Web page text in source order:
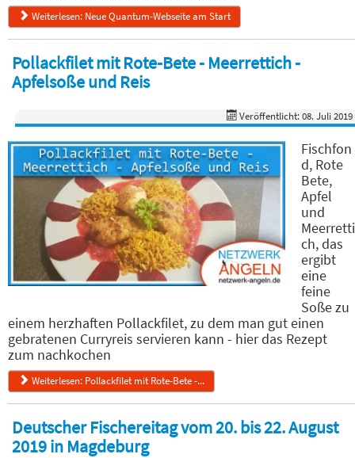
Weiterlesen: Neue Quantum-Webseite am Start
Pollackfilet mit Rote-Bete - Meerrettich -
Apfelsoße und Reis
Veröffentlicht: 08. Juli 2019
Fischfon
d, Rote
Bete,
Apfel
und
Meerretti
ch, das
ergibt
eine
feine
Soße zu
einem herzhaften Pollackfilet, zu dem man gut einen
gebratenen Curryreis servieren kann - hier das Rezept
zum nachkochen
Weiterlesen: Pollackfilet mit Rote-Bete -...
Deutscher Fischereitag vom 20. bis 22. August
2019 in Magdeburg